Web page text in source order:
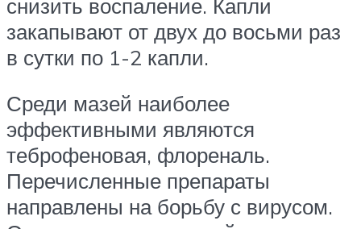
снизить воспаление. Капли
закапывают от двух до восьми раз
в сутки по 1-2 капли.
Среди мазей наиболее
эффективными являются
теброфеновая, флореналь.
Перечисленные препараты
направлены на борьбу с вирусом.